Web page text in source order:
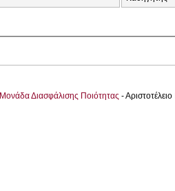
Μονάδα Διασφάλισης Ποιότητας -